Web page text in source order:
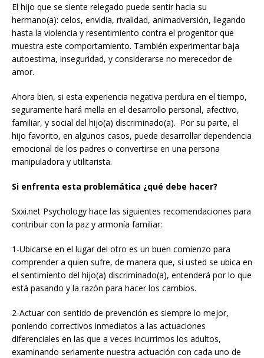
El hijo que se siente relegado puede sentir hacia su
hermano(a): celos, envidia, rivalidad, animadversión, llegando
hasta la violencia y resentimiento contra el progenitor que
muestra este comportamiento. También experimentar baja
autoestima, inseguridad, y considerarse no merecedor de
amor.
Ahora bien, si esta experiencia negativa perdura en el tiempo,
seguramente hará mella en el desarrollo personal, afectivo,
familiar, y social del hijo(a) discriminado(a). Por su parte, el
hijo favorito, en algunos casos, puede desarrollar dependencia
emocional de los padres o convertirse en una persona
manipuladora y utilitarista.
Si enfrenta esta problemática ¿qué debe hacer?
Sxxi.net Psychology hace las siguientes recomendaciones para
contribuir con la paz y armonía familiar:
1-Ubicarse en el lugar del otro es un buen comienzo para
comprender a quien sufre, de manera que, si usted se ubica en
el sentimiento del hijo(a) discriminado(a), entenderá por lo que
está pasando y la razón para hacer los cambios.
2-Actuar con sentido de prevención es siempre lo mejor,
poniendo correctivos inmediatos a las actuaciones
diferenciales en las que a veces incurrimos los adultos,
examinando seriamente nuestra actuación con cada uno de